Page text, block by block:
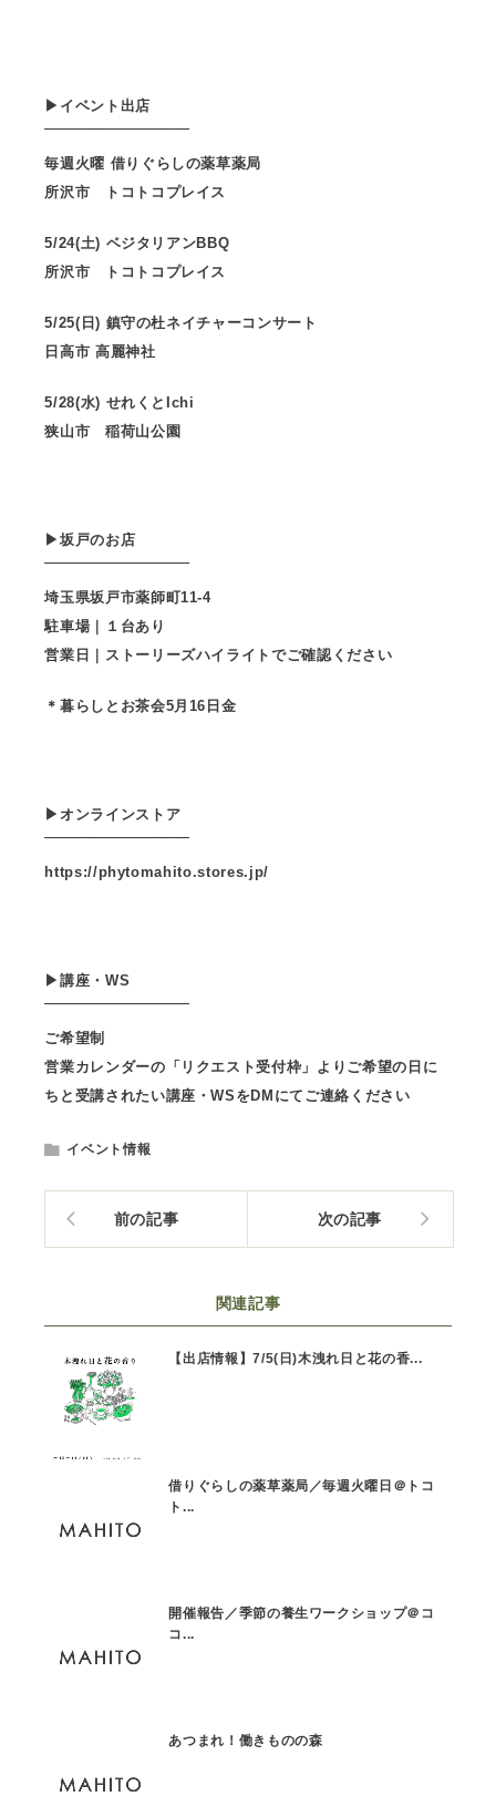
▶︎イベント出店
‾‾‾‾‾‾‾‾‾‾‾‾‾‾‾‾‾‾‾‾‾‾‾‾‾‾‾‾
毎週火曜 借りぐらしの薬草薬局
所沢市 トコトコプレイス
5/24(土) ベジタリアンBBQ
所沢市 トコトコプレイス
5/25(日) 鎮守の杜ネイチャーコンサート
日高市 高麗神社
5/28(水) せれくとIchi
狭山市 稲荷山公園
▶︎坂戸のお店
‾‾‾‾‾‾‾‾‾‾‾‾‾‾‾‾‾‾‾‾‾‾‾‾‾‾‾‾
埼玉県坂戸市薬師町11-4
駐車場｜１台あり
営業日｜ストーリーズハイライトでご確認ください
＊暮らしとお茶会5月16日金
▶︎オンラインストア
‾‾‾‾‾‾‾‾‾‾‾‾‾‾‾‾‾‾‾‾‾‾‾‾‾‾‾‾
https://phytomahito.stores.jp/
▶︎講座・WS
‾‾‾‾‾‾‾‾‾‾‾‾‾‾‾‾‾‾‾‾‾‾‾‾‾‾‾‾
ご希望制
営業カレンダーの「リクエスト受付枠」よりご希望の日に
ちと受講されたい講座・WSをDMにてご連絡ください
イベント情報
前の記事 次の記事
関連記事
【出店情報】7/5(日)木洩れ日と花の香...
借りぐらしの薬草薬局／毎週火曜日＠トコ
ト...
開催報告／季節の養生ワークショップ＠コ
コ...
あつまれ！働きものの森